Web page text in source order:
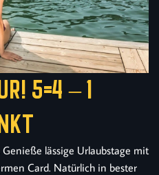
5=4 – 1
lässige Urlaubstage mit
Card. Natürlich in bester